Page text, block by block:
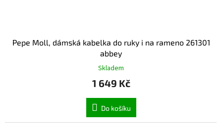
Pepe Moll, dámská kabelka do ruky i na rameno 261301
abbey
Skladem
1 649 Kč
Do košíku